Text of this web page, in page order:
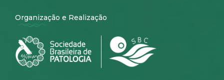
Organização e Realização